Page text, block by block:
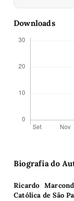
Downloads
Biografia do
Ricardo
Católica de São